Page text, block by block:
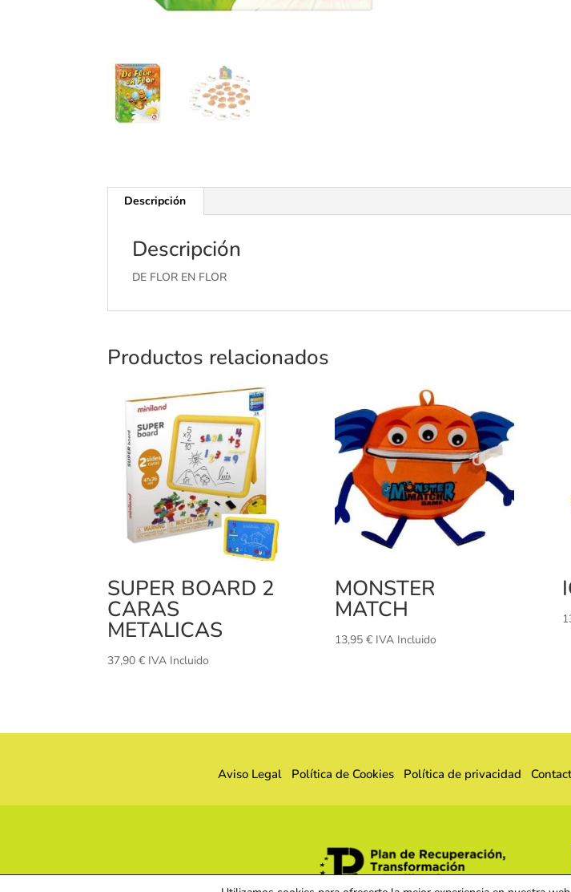
Descripción
Descripción
DE FLOR EN FLOR
Productos relacionados
SUPER BOARD 2
CARAS
METALICAS
37,90€ IVA Incluido
MONSTER
MATCH
13,95 € IVA Incluido
Aviso Legal Política de Cookies Política de privacidad